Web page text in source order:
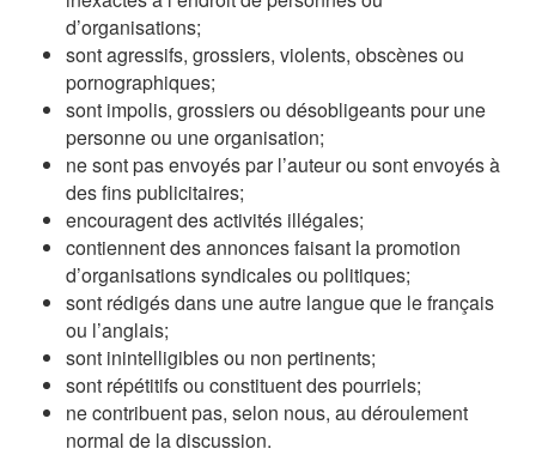
d’organisations;
sont agressifs, grossiers, violents, obscènes ou
pornographiques;
sont impolis, grossiers ou désobligeants pour une
personne ou une organisation;
ne sont pas envoyés par l’auteur ou sont envoyés à
des fins publicitaires;
encouragent des activités illégales;
contiennent des annonces faisant la promotion
d’organisations syndicales ou politiques;
sont rédigés dans une autre langue que le français
ou l’anglais;
sont inintelligibles ou non pertinents;
sont répétitifs ou constituent des pourriels;
ne contribuent pas, selon nous, au déroulement
normal de la discussion.